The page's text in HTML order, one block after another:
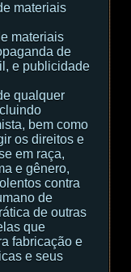
materiais
materiais
de
e publicidade
qualquer
bem como
os direitos e
em raça,
e gênero,
contra
de
de outras
que
fabricação e
e seus